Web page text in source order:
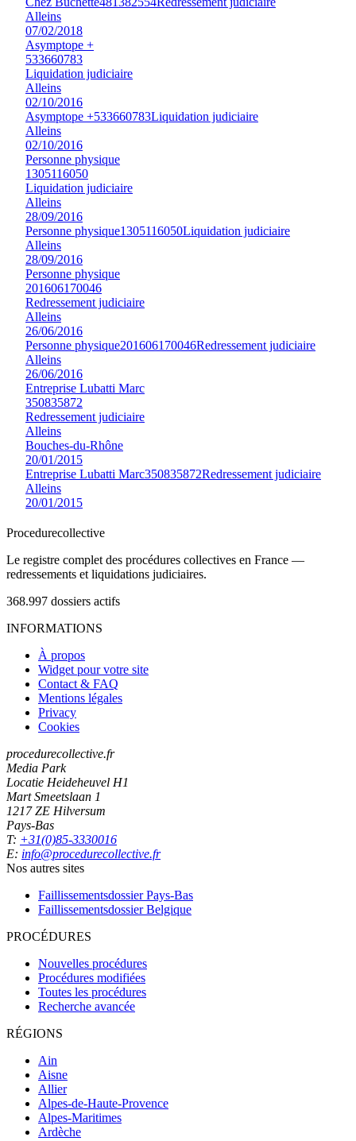
Alleins
07/02/2018
Asymptope +
533660783
Liquidation judiciaire
Alleins
02/10/2016
Asymptope +533660783Liquidation judiciaire
Alleins
02/10/2016
Personne physique
1305116050
Liquidation judiciaire
Alleins
28/09/2016
Personne physique1305116050Liquidation judiciaire
Alleins
28/09/2016
Personne physique
201606170046
Redressement judiciaire
Alleins
26/06/2016
Personne physique201606170046Redressement judiciaire
Alleins
26/06/2016
Entreprise Lubatti Marc
350835872
Redressement judiciaire
Alleins
Bouches-du-Rhône
20/01/2015
Entreprise Lubatti Marc350835872Redressement judiciaire
Alleins
20/01/2015
Procedurecollective
Le registre complet des procédures collectives en France —
redressements et liquidations judiciaires.
368.997 dossiers actifs
INFORMATIONS
À propos
Widget pour votre site
Contact & FAQ
Mentions légales
Privacy
Cookies
procedurecollective.fr
Media Park
Locatie Heideheuvel H1
Mart Smeetslaan 1
1217 ZE Hilversum
Pays-Bas
T: +31(0)85-3330016
E: info@procedurecollective.fr
Nos autres sites
Faillissementsdossier Pays-Bas
Faillissementsdossier Belgique
PROCÉDURES
Nouvelles procédures
Procédures modifiées
Toutes les procédures
Recherche avancée
RÉGIONS
Ain
Aisne
Allier
Alpes-de-Haute-Provence
Alpes-Maritimes
Ardèche